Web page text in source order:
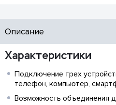
Описание
Характеристики
Подключение трех
телефон, компьютер,
Возможность объединения